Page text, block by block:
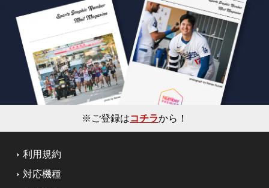
※ご登録はコチラから！
利用規約
対応機種